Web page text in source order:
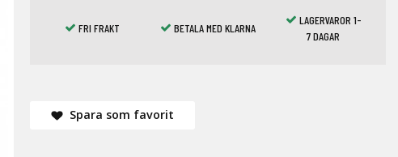
FRI FRAKT BETALA MED KLARNA
LAGERVAROR 1-
7 DAGAR
Spara som favorit